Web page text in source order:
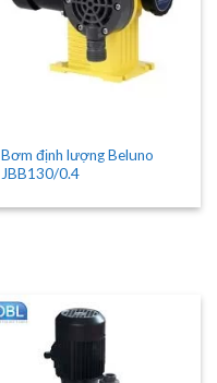
Bơm định lượng Beluno
JBB130/0.4